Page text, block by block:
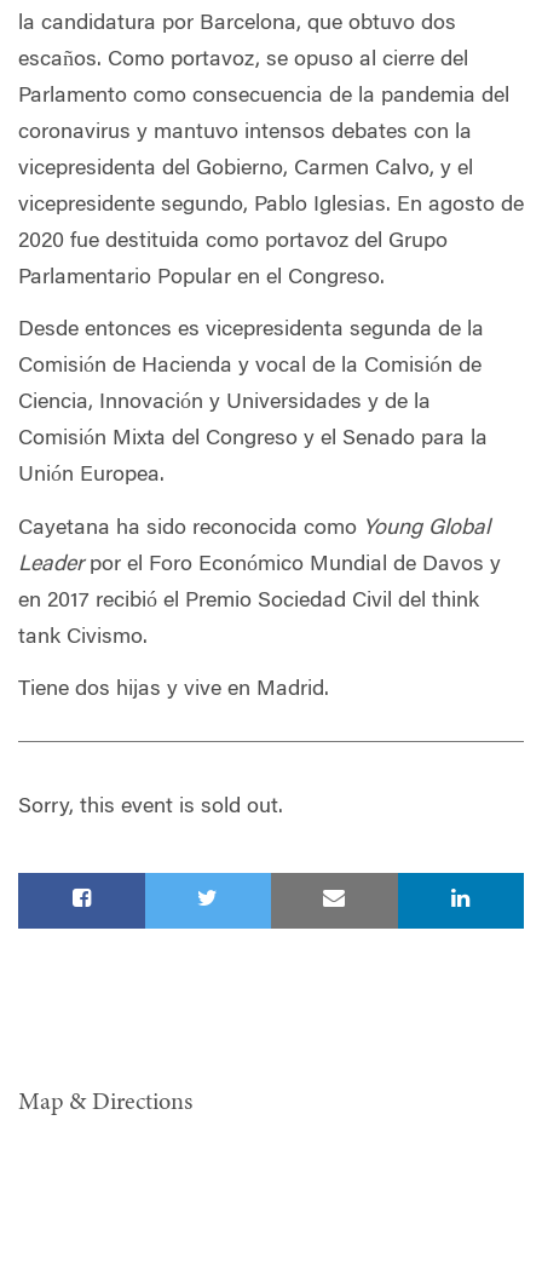
la candidatura por Barcelona, que obtuvo dos
escaños. Como portavoz, se opuso al cierre del
Parlamento como consecuencia de la pandemia del
coronavirus y mantuvo intensos debates con la
vicepresidenta del Gobierno, Carmen Calvo, y el
vicepresidente segundo, Pablo Iglesias. En agosto de
2020 fue destituida como portavoz del Grupo
Parlamentario Popular en el Congreso.
Desde entonces es vicepresidenta segunda de la
Comisión de Hacienda y vocal de la Comisión de
Ciencia, Innovación y Universidades y de la
Comisión Mixta del Congreso y el Senado para la
Unión Europea.
Cayetana ha sido reconocida como Young Global
Leader por el Foro Económico Mundial de Davos y
en 2017 recibió el Premio Sociedad Civil del think
tank Civismo.
Tiene dos hijas y vive en Madrid.
Sorry, this event is sold out.
Map & Directions